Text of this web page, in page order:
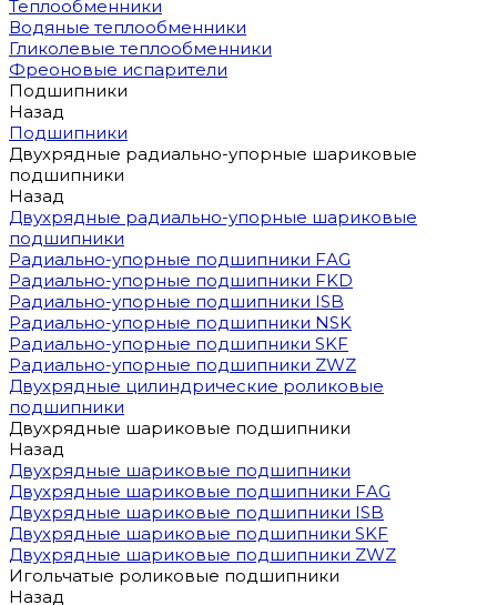
Теплообменники
Водяные теплообменники
Гликолевые теплообменники
Фреоновые испарители
Подшипники
Назад
Подшипники
Двухрядные радиально-упорные шариковые
подшипники
Назад
Двухрядные радиально-упорные шариковые
подшипники
Радиально-упорные подшипники FAG
Радиально-упорные подшипники FKD
Радиально-упорные подшипники ISB
Радиально-упорные подшипники NSK
Радиально-упорные подшипники SKF
Радиально-упорные подшипники ZWZ
Двухрядные цилиндрические роликовые
подшипники
Двухрядные шариковые подшипники
Назад
Двухрядные шариковые подшипники
Двухрядные шариковые подшипники FAG
Двухрядные шариковые подшипники ISB
Двухрядные шариковые подшипники SKF
Двухрядные шариковые подшипники ZWZ
Игольчатые роликовые подшипники
Назад